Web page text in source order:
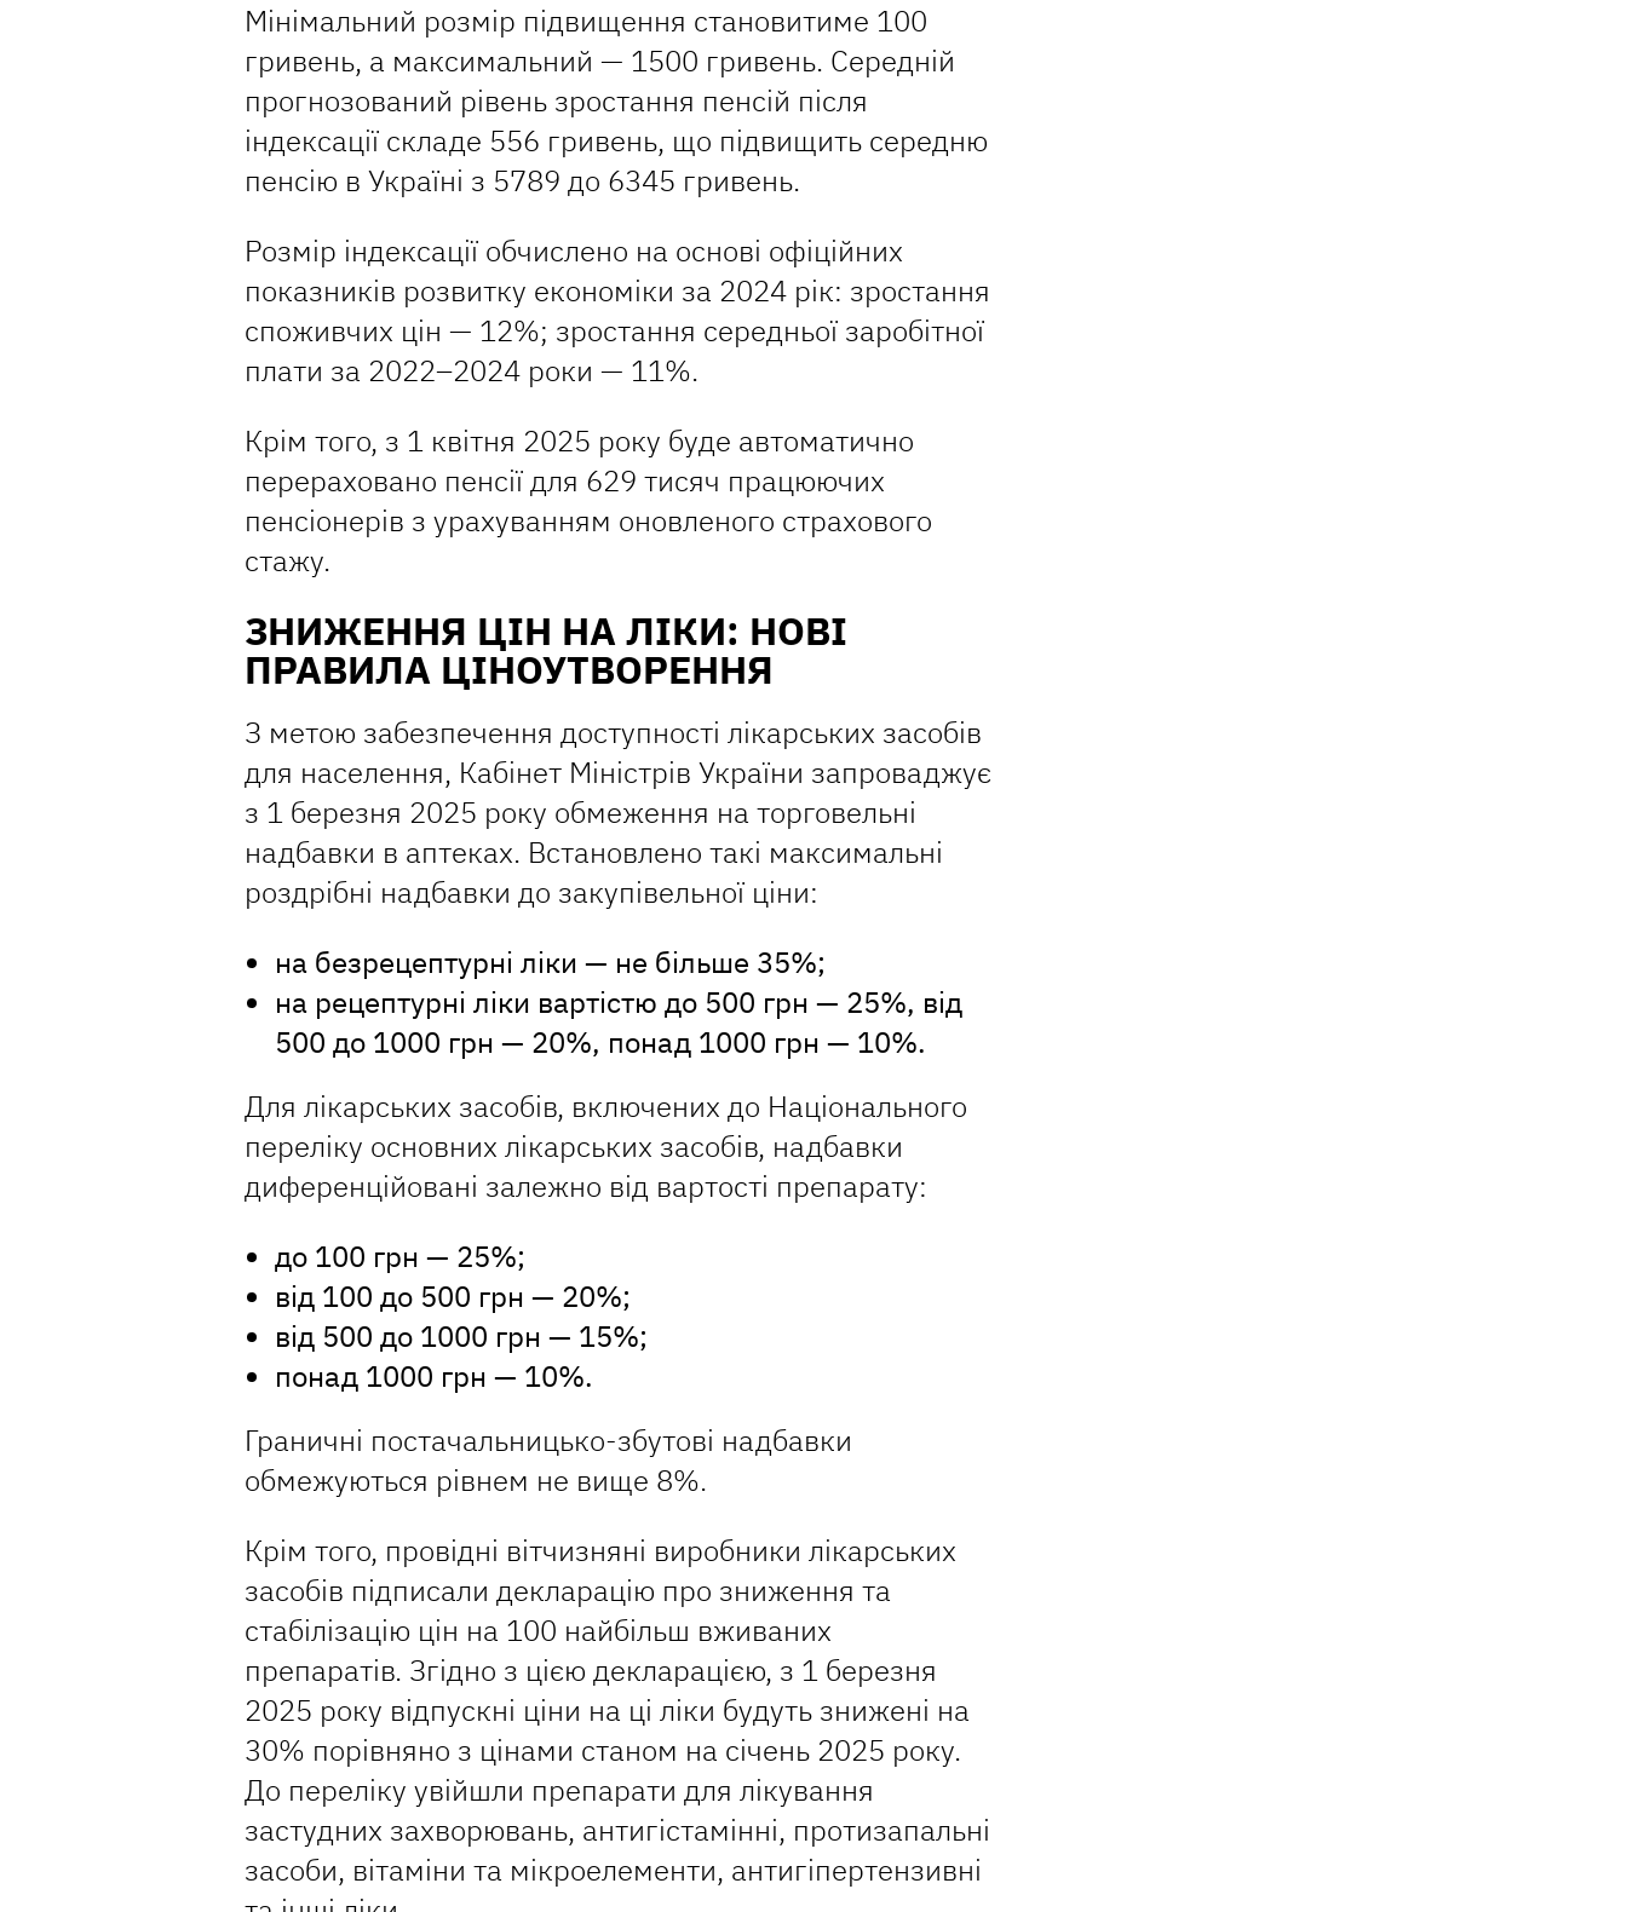
Мінімальний розмір підвищення становитиме 100
гривень, а максимальний — 1500 гривень. Середній
прогнозований рівень зростання пенсій після
індексації складе 556 гривень, що підвищить середню
пенсію в Україні з 5789 до 6345 гривень.
Розмір індексації обчислено на основі офіційних
показників розвитку економіки за 2024 рік: зростання
споживчих цін — 12%; зростання середньої заробітної
плати за 2022–2024 роки — 11%.
Крім того, з 1 квітня 2025 року буде автоматично
перераховано пенсії для 629 тисяч працюючих
пенсіонерів з урахуванням оновленого страхового
стажу.
ЗНИЖЕННЯ ЦІН НА ЛІКИ: НОВІ
ПРАВИЛА ЦІНОУТВОРЕННЯ
З метою забезпечення доступності лікарських засобів
для населення, Кабінет Міністрів України запроваджує
з 1 березня 2025 року обмеження на торговельні
надбавки в аптеках. Встановлено такі максимальні
роздрібні надбавки до закупівельної ціни:
на безрецептурні ліки — не більше 35%;
на рецептурні ліки вартістю до 500 грн — 25%, від
500 до 1000 грн — 20%, понад 1000 грн — 10%.
Для лікарських засобів, включених до Національного
переліку основних лікарських засобів, надбавки
диференційовані залежно від вартості препарату:
до 100 грн — 25%;
від 100 до 500 грн — 20%;
від 500 до 1000 грн — 15%;
понад 1000 грн — 10%.
Граничні постачальницько-збутові надбавки
обмежуються рівнем не вище 8%.
Крім того, провідні вітчизняні виробники лікарських
засобів підписали декларацію про зниження та
стабілізацію цін на 100 найбільш вживаних
препаратів. Згідно з цією декларацією, з 1 березня
2025 року відпускні ціни на ці ліки будуть знижені на
30% порівняно з цінами станом на січень 2025 року.
До переліку увійшли препарати для лікування
застудних захворювань, антигістамінні, протизапальні
засоби, вітаміни та мікроелементи, антигіпертензивні